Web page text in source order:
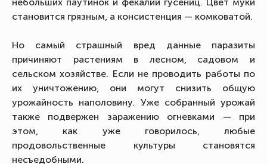
становится грязным, а консистенция — комковатой.
Но самый страшный вред данные паразиты
причиняют растениям в лесном, садовом и
сельском хозяйстве. Если не проводить работы по
их уничтожению, они могут снизить общую
урожайность наполовину. Уже собранный урожай
также подвержен заражению огневками — при
этом, как уже говорилось, любые
продовольственные культуры становятся
несъедобными.